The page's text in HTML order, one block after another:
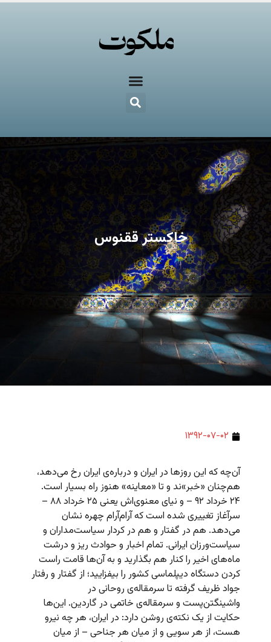
خاکستر ققنوس
۱۳۹۲-۰۷-۰۲
آن‌چه که این روزها در ایران و درباره‌ی ایران رخ می‌دهد،
هم‌چنان «خبر»ند و تا «معاینه» هنوز راه بسیار است.
۲۴ خرداد ۹۲ – و نیای معنوی‌اش یعنی ۲۵ خرداد ۸۸ –
سرآغاز تغییری شده است که آرام‌آرام چهره نشان
می‌دهد. هم در گفتار و هم در کردار سیاست‌مداران و
سیاست‌ورزان ایرانی. تمام اخبار و حوادث ریز و درشت
ماه‌های اخیر را کنار هم بگذارید و به آن‌ها قامت راست
کردن دستگاه دیپلماسی کشور را بیفزایید؛ از گفتار و رفتار
جواد ظریف گرفته تا سرمقاله‌ی روحانی در
واشینگتن‌پست و سرمقاله‌ی خاتمی در گاردین. این‌ها
حکایت از یک نکته‌ی روشن دارد: در ایران، هر چه نیرو
هست، از هر سویی و از میان هر جناحی – از میان